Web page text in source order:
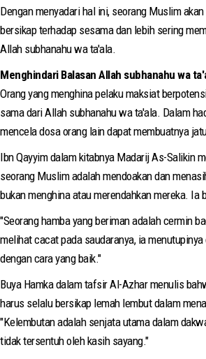
Dengan menyadari hal ini, seorang Muslim
bersikap terhadap sesama dan lebih sering
Allah subhanahu wa ta'ala.
Menghindari Balasan Allah subhanahu wa
Orang yang menghina pelaku maksiat
sama dari Allah subhanahu wa ta'ala. Dalam
mencela dosa orang lain dapat membuatnya
Ibn Qayyim dalam kitabnya Madarij As-Salikin
seorang Muslim adalah mendoakan dan
bukan menghina atau merendahkan mereka. Ia
"Seorang hamba yang beriman adalah cermin
melihat cacat pada saudaranya, ia
dengan cara yang baik."
Buya Hamka dalam tafsir Al-Azhar menulis
harus selalu bersikap lemah lembut dalam
"Kelembutan adalah senjata utama dalam
tidak tersentuh oleh kasih sayang."